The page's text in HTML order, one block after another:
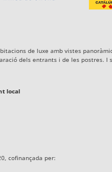
de luxe amb vistes
dels entrants i de les postres. I
local
cofinançada per: